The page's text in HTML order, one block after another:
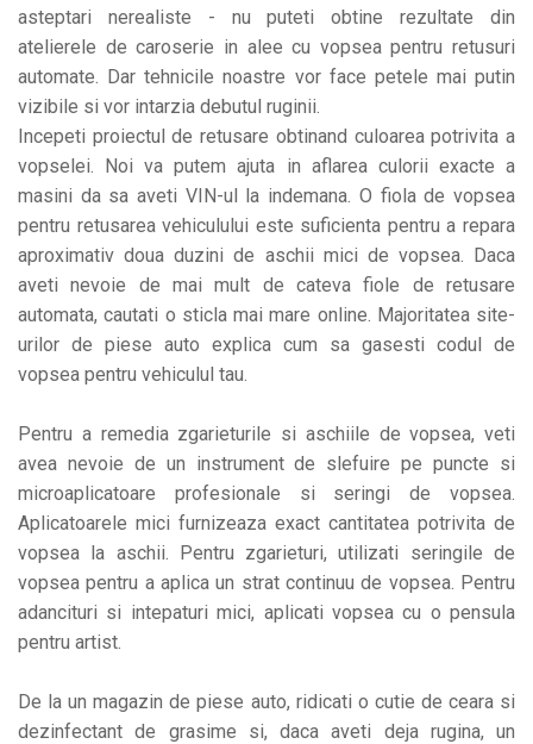
asteptari nerealiste - nu puteti obtine rezultate din
atelierele de caroserie in alee cu vopsea pentru retusuri
automate. Dar tehnicile noastre vor face petele mai putin
vizibile si vor intarzia debutul ruginii.
Incepeti proiectul de retusare obtinand culoarea potrivita a
vopselei. Noi va putem ajuta in aflarea culorii exacte a
masini da sa aveti VIN-ul la indemana. O fiola de vopsea
pentru retusarea vehiculului este suficienta pentru a repara
aproximativ doua duzini de aschii mici de vopsea. Daca
aveti nevoie de mai mult de cateva fiole de retusare
automata, cautati o sticla mai mare online. Majoritatea site-
urilor de piese auto explica cum sa gasesti codul de
vopsea pentru vehiculul tau.
Pentru a remedia zgarieturile si aschiile de vopsea, veti
avea nevoie de un instrument de slefuire pe puncte si
microaplicatoare profesionale si seringi de vopsea.
Aplicatoarele mici furnizeaza exact cantitatea potrivita de
vopsea la aschii. Pentru zgarieturi, utilizati seringile de
vopsea pentru a aplica un strat continuu de vopsea. Pentru
adancituri si intepaturi mici, aplicati vopsea cu o pensula
pentru artist.
De la un magazin de piese auto, ridicati o cutie de ceara si
dezinfectant de grasime si, daca aveti deja rugina, un